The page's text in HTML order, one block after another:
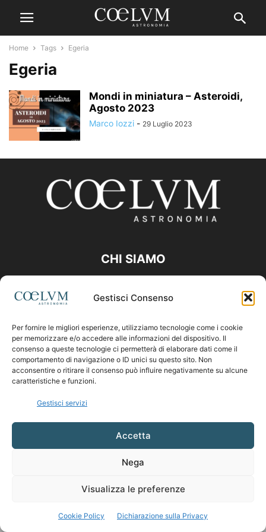
Gestisci Consenso
Per fornire le migliori esperienze, utilizziamo tecnologie come i cookie
per memorizzare e/o accedere alle informazioni del dispositivo. Il
consenso a queste tecnologie ci permetterà di elaborare dati come il
comportamento di navigazione o ID unici su questo sito. Non
acconsentire o ritirare il consenso può influire negativamente su alcune
caratteristiche e funzioni.
Gestisci servizi
Accetta
Nega
Visualizza le preferenze
Cookie Policy Dichiarazione sulla Privacy
Home Tags Egeria
Egeria
Mondi in miniatura – Asteroidi,
Agosto 2023
Marco Iozzi - 29 Luglio 2023
CHI SIAMO
Contattaci:coelumastro@coelum.com
SEGUICI